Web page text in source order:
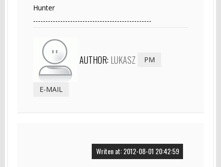
Hunter
------------------------------------------------
AUTHOR: LUKASZ PM
E-MAIL
Writen at: 2012-08-01 20:42:59